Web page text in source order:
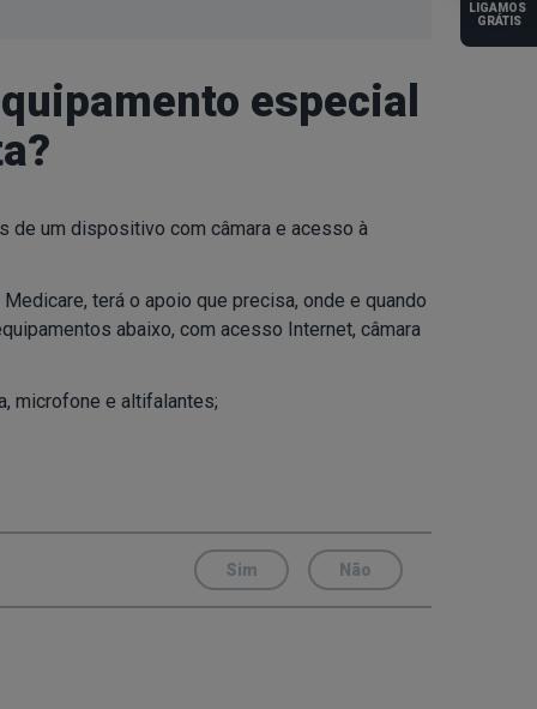
especial
de um dispositivo com câmara e acesso à
terá o apoio que precisa, onde e quando
abaixo, com acesso Internet, câmara
microfone e altifalantes;
Sim Não
LIGAMOS
GRÁTIS